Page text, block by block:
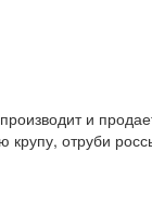
и
отруби